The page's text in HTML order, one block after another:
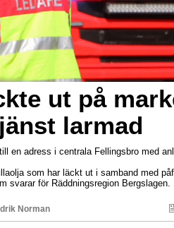
ut på
larmad
en adress i centrala Fellingsbro med
som har läckt ut i samband med
svarar för Räddningsregion Bergslagen.
Norman